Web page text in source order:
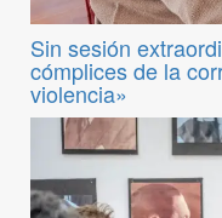
Sin sesión
cómplices de la
violencia»